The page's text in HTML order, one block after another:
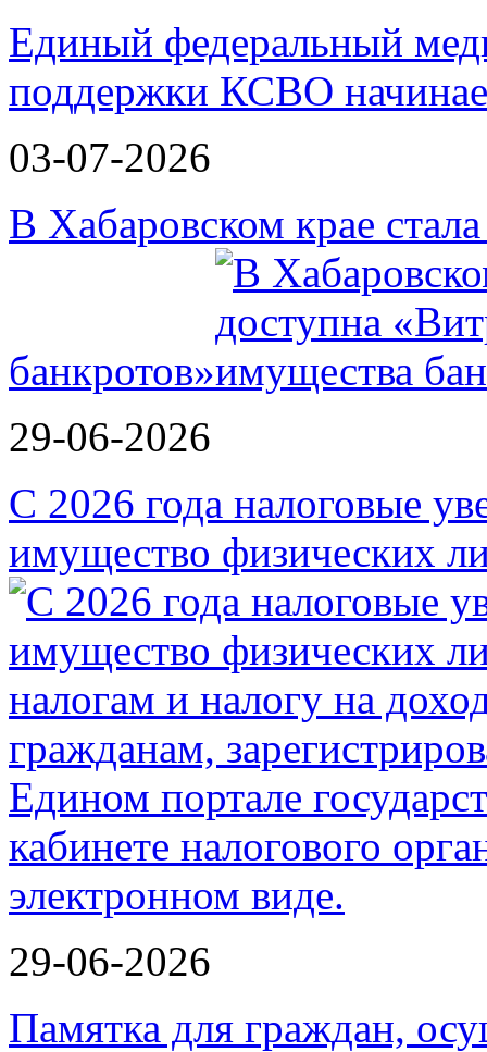
Единый федеральный
поддержки КСВО
03-07-2026
В Хабаровском крае
банкротов»
29-06-2026
С 2026 года налоговые
имущество физических
29-06-2026
Памятка для граждан,